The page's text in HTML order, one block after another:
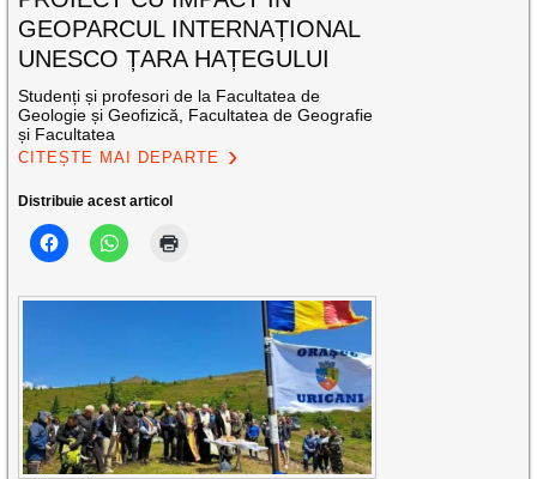
GEOPARCUL INTERNAȚIONAL
UNESCO ȚARA HAȚEGULUI
Studenți și profesori de la Facultatea de
Geologie și Geofizică, Facultatea de Geografie
și Facultatea
CITEȘTE MAI DEPARTE
Distribuie acest articol